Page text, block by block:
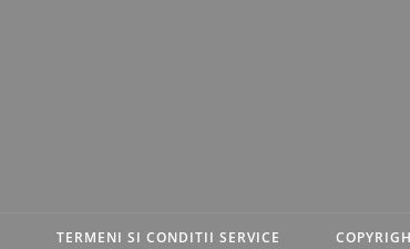
TERMENI SI CONDITII SERVICE